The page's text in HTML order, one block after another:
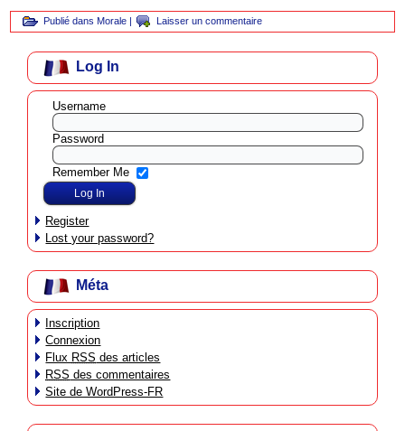
Publié dans Morale | Laisser un commentaire
Log In
Username
Password
Remember Me
Register
Lost your password?
Méta
Inscription
Connexion
Flux RSS des articles
RSS des commentaires
Site de WordPress-FR